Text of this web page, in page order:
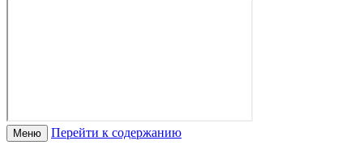
Меню Перейти к содержанию